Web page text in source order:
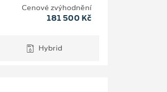
Cenové zvýhodnění
181 500 Kč
Hybrid